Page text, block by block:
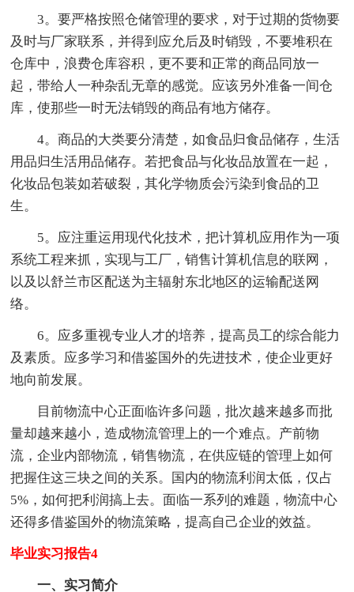
3。要严格按照仓储管理的要求，对于过期的货物要
及时与厂家联系，并得到应允后及时销毁，不要堆积在
仓库中，浪费仓库容积，更不要和正常的商品同放一
起，带给人一种杂乱无章的感觉。应该另外准备一间仓
库，使那些一时无法销毁的商品有地方储存。
4。商品的大类要分清楚，如食品归食品储存，生活
用品归生活用品储存。若把食品与化妆品放置在一起，
化妆品包装如若破裂，其化学物质会污染到食品的卫
生。
5。应注重运用现代化技术，把计算机应用作为一项
系统工程来抓，实现与工厂，销售计算机信息的联网，
以及以舒兰市区配送为主辐射东北地区的运输配送网
络。
6。应多重视专业人才的培养，提高员工的综合能力
及素质。应多学习和借鉴国外的先进技术，使企业更好
地向前发展。
目前物流中心正面临许多问题，批次越来越多而批
量却越来越小，造成物流管理上的一个难点。产前物
流，企业内部物流，销售物流，在供应链的管理上如何
把握住这三块之间的关系。国内的物流利润太低，仅占
5%，如何把利润搞上去。面临一系列的难题，物流中心
还得多借鉴国外的物流策略，提高自己企业的效益。
毕业实习报告4
一、实习简介